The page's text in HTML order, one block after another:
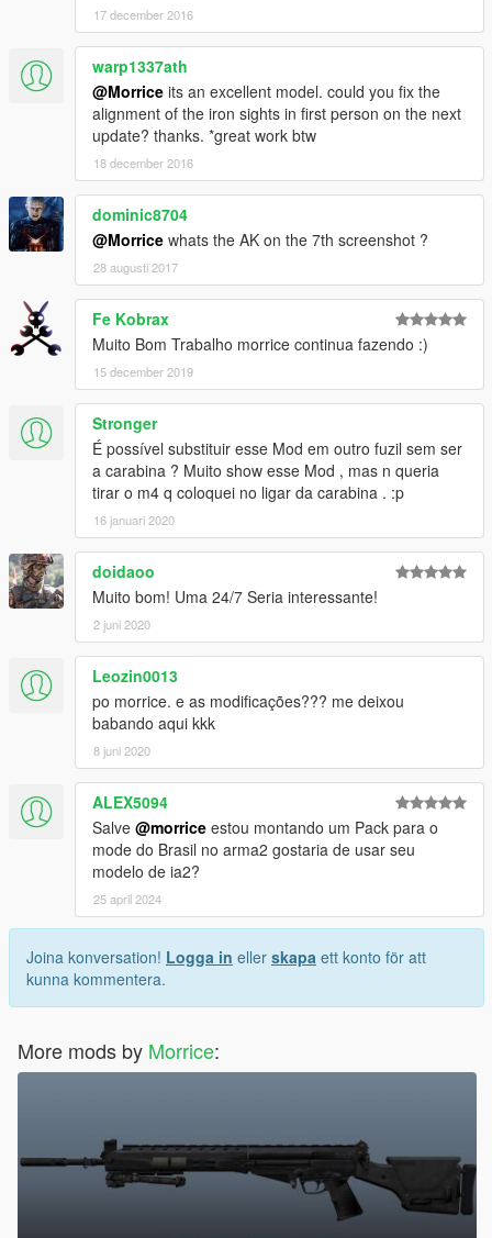
17 december 2016
warp1337ath
@Morrice its an excellent model. could you fix the
alignment of the iron sights in first person on the next
update? thanks. *great work btw
18 december 2016
dominic8704
@Morrice whats the AK on the 7th screenshot ?
28 augusti 2017
Fe Kobrax
Muito Bom Trabalho morrice continua fazendo :)
15 december 2019
Stronger
É possível substituir esse Mod em outro fuzil sem ser
a carabina ? Muito show esse Mod , mas n queria
tirar o m4 q coloquei no ligar da carabina . :p
16 januari 2020
doidaoo
Muito bom! Uma 24/7 Seria interessante!
2 juni 2020
Leozin0013
po morrice. e as modificações??? me deixou
babando aqui kkk
8 juni 2020
ALEX5094
Salve @morrice estou montando um Pack para o
mode do Brasil no arma2 gostaria de usar seu
modelo de ia2?
25 april 2024
Joina konversation! Logga in eller skapa ett konto för att
kunna kommentera.
More mods by Morrice: